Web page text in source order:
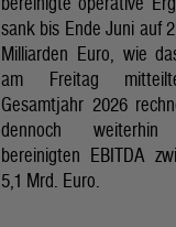
sank bis Ende Juni auf
Milliarden Euro, wie
am Freitag
Gesamtjahr 2026
dennoch
bereinigten EBITDA
5,1 Mrd. Euro.